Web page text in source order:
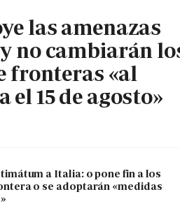
las amenazas
no cambiarán
fronteras «al
el 15 de agosto»
a Italia: o pone fin a los
o se adoptarán «medidas